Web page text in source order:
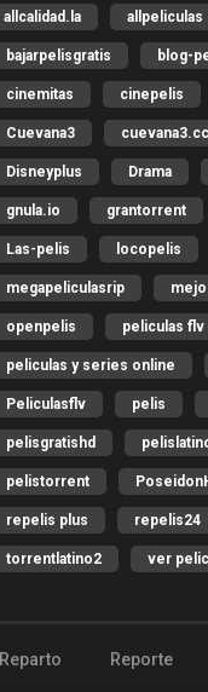
allcalidad.la allpeliculas
bajarpelisgratis blog-
cinemitas cinepelis
Cuevana3 cuevana3.cc
Disneyplus Drama
gnula.io grantorrent
Las-pelis locopelis
megapeliculasrip
openpelis peliculas flv
peliculas y series online
Peliculasflv pelis
pelisgratishd
pelistorrent
repelis plus repelis24
torrentlatino2 ver
Reparto Reporte